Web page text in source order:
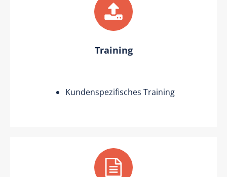
Training
Kundenspezifisches Training